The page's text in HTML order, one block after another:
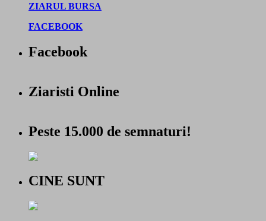
ZIARUL BURSA
FACEBOOK
Facebook
Ziaristi Online
Peste 15.000 de semnaturi!
CINE SUNT